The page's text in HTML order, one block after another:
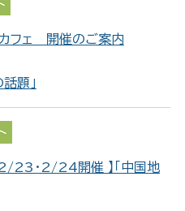
フェ 開催のご案内
題」
23・2/24開催 】「中国地